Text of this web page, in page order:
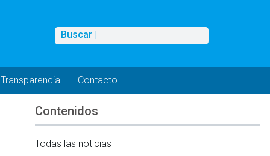
Buscar
Buscar |
Transparencia Contacto
Contenidos
Todas las noticias